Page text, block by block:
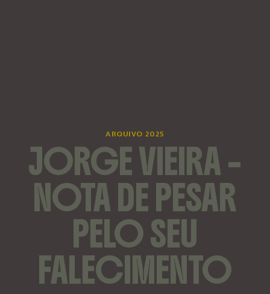
ARQUIVO 2025
JORGE VIEIRA –
NOTA DE PESAR
PELO SEU
FALECIMENTO